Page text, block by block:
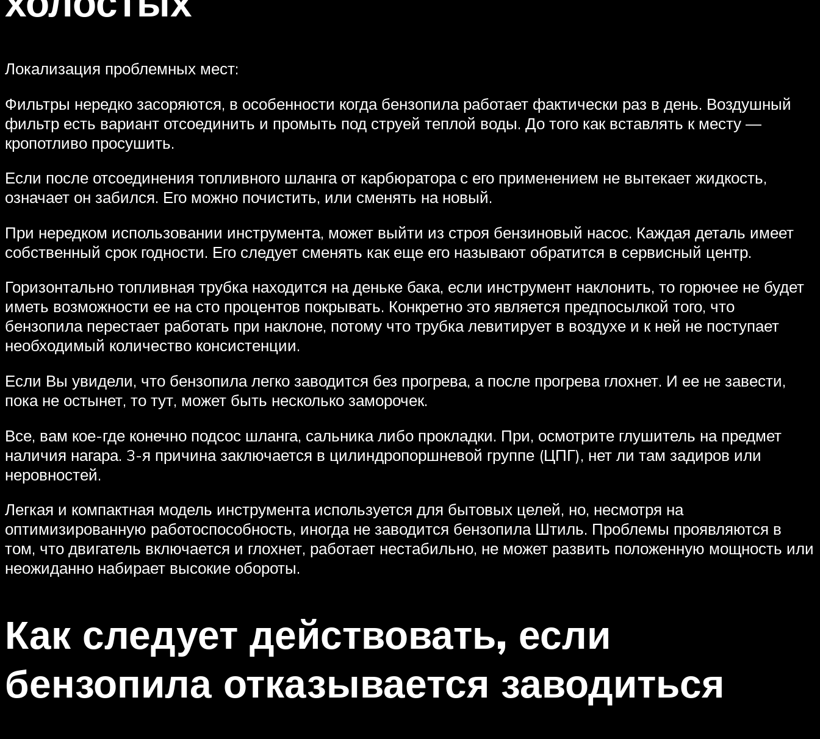
Локализация проблемных мест:
Фильтры нередко засоряются, в особенности когда бензопила работает фактически раз в день. Воздушный
фильтр есть вариант отсоединить и промыть под струей теплой воды. До того как вставлять к месту —
кропотливо просушить.
Если после отсоединения топливного шланга от карбюратора с его применением не вытекает жидкость,
означает он забился. Его можно почистить, или сменять на новый.
При нередком использовании инструмента, может выйти из строя бензиновый насос. Каждая деталь имеет
собственный срок годности. Его следует сменять как еще его называют обратится в сервисный центр.
Горизонтально топливная трубка находится на деньке бака, если инструмент наклонить, то горючее не будет
иметь возможности ее на сто процентов покрывать. Конкретно это является предпосылкой того, что
бензопила перестает работать при наклоне, потому что трубка левитирует в воздухе и к ней не поступает
необходимый количество консистенции.
Если Вы увидели, что бензопила легко заводится без прогрева, а после прогрева глохнет. И ее не завести,
пока не остынет, то тут, может быть несколько заморочек.
Все, вам кое-где конечно подсос шланга, сальника либо прокладки. При, осмотрите глушитель на предмет
наличия нагара. 3-я причина заключается в цилиндропоршневой группе (ЦПГ), нет ли там задиров или
неровностей.
Легкая и компактная модель инструмента используется для бытовых целей, но, несмотря на
оптимизированную работоспособность, иногда не заводится бензопила Штиль. Проблемы проявляются в
том, что двигатель включается и глохнет, работает нестабильно, не может развить положенную мощность или
неожиданно набирает высокие обороты.
Как следует действовать, если
бензопила отказывается заводиться